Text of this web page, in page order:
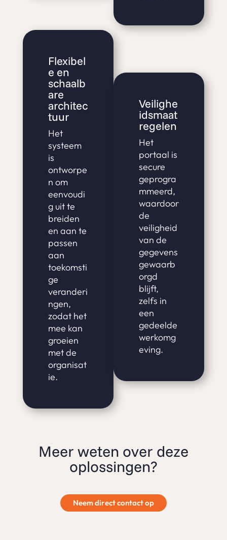
Flexibel
e en
schaalb
are
architec
tuur
Het
systeem
is
ontworpe
n om
eenvoudi
g uit te
breiden
en aan te
passen
aan
toekomsti
ge
veranderi
ngen,
zodat het
mee kan
groeien
met de
organisat
ie.
Veilighe
idsmaat
regelen
Het
portaal is
secure
geprogra
mmeerd,
waardoor
de
veiligheid
van de
gegevens
gewaarb
orgd
blijft,
zelfs in
een
gedeelde
werkomg
eving.
Meer weten over deze
oplossingen?
Neem direct contact op